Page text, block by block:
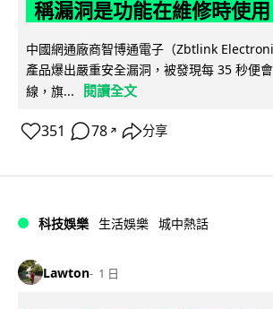
稱漏洞是功能在維修時使用
中國網通廠商智博通電子（Zbtlink
產品爆出嚴重安全漏洞，被發現每 35 秒便
線，旗...
閱讀全文
351 78 ↗ 分享
科技娛樂 生活娛樂 城中熱話
Lawton 1 日